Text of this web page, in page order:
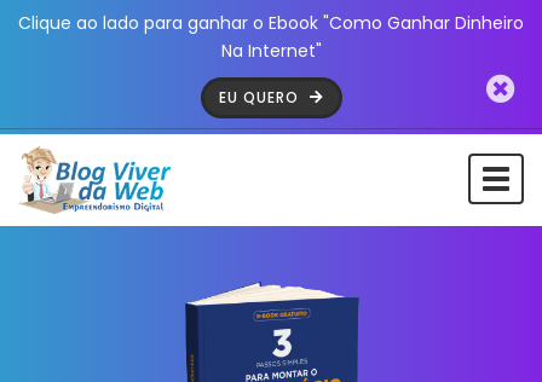
Clique ao lado para ganhar o Ebook "Como Ganhar Dinheiro
Na Internet"
EU QUERO